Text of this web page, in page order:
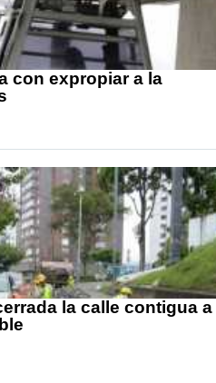
con expropiar a la
la calle contigua a